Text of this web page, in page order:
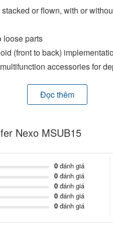
or flown, with or
loose parts
(front to back)
accessories for
Speakon connectors
40 Hz to 120 Hz
101 dB SPL
136 dB
40-65, 40-75,
8 Ohms
Đọc thêm
Nexo MSUB15
0đánh giá
0đánh giá
0đánh giá
0đánh giá
0đánh giá